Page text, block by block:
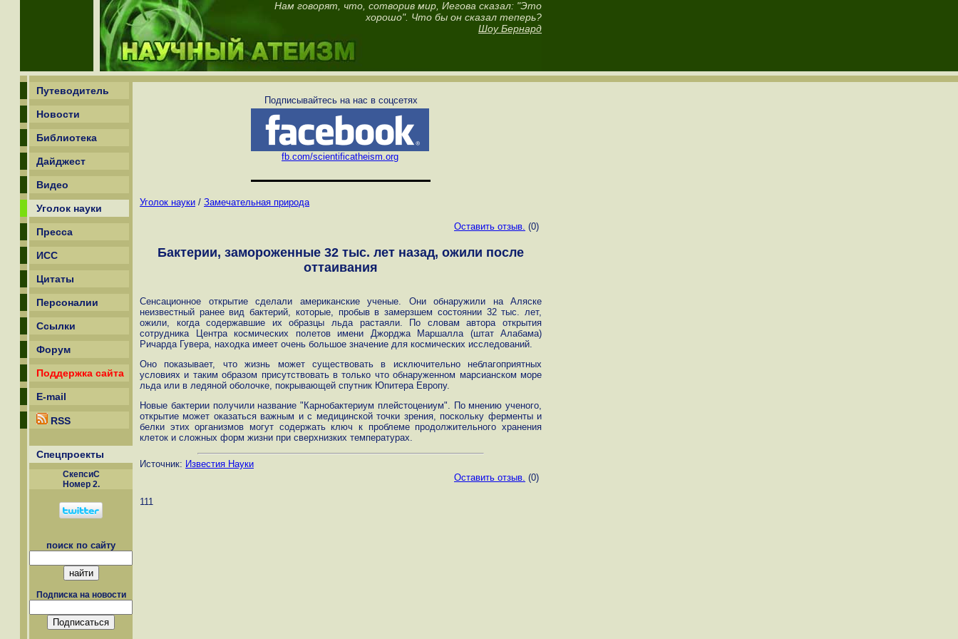
Нам говорят, что, сотворив мир, Иегова сказал: "Это
хорошо". Что бы он сказал теперь?
Шоу Бернард
Путеводитель
Новости
Библиотека
Дайджест
Видео
Уголок науки
Пресса
ИСС
Цитаты
Персоналии
Ссылки
Форум
Поддержка сайта
E-mail
RSS
Спецпроекты
СкепсиС
Номер 2.
поиск по сайту
Подписка на новости
Подписывайтесь на нас в соцсетях
fb.com/scientificatheism.org
Уголок науки / Замечательная природа
Оставить отзыв. (0)
Бактерии, замороженные 32 тыс. лет назад, ожили после
оттаивания
Сенсационное открытие сделали американские ученые. Они обнаружили на Аляске
неизвестный ранее вид бактерий, которые, пробыв в замерзшем состоянии 32 тыс. лет,
ожили, когда содержавшие их образцы льда растаяли. По словам автора открытия
сотрудника Центра космических полетов имени Джорджа Маршалла (штат Алабама)
Ричарда Гувера, находка имеет очень большое значение для космических исследований.
Оно показывает, что жизнь может существовать в исключительно неблагоприятных
условиях и таким образом присутствовать в только что обнаруженном марсианском море
льда или в ледяной оболочке, покрывающей спутник Юпитера Европу.
Новые бактерии получили название "Карнобактериум плейстоцениум". По мнению ученого,
открытие может оказаться важным и с медицинской точки зрения, поскольку ферменты и
белки этих организмов могут содержать ключ к проблеме продолжительного хранения
клеток и сложных форм жизни при сверхнизких температурах.
Источник: Известия Науки
Оставить отзыв. (0)
111